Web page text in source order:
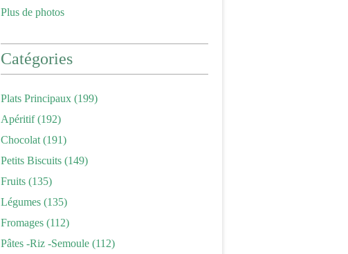
Plus de photos
Catégories
Plats Principaux (199)
Apéritif(192)
Chocolat (191)
Petits Biscuits (149)
Fruits (135)
Légumes (135)
Fromages (112)
Pâtes -riz -semoule (112)